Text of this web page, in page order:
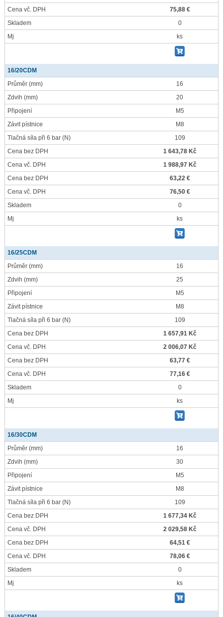
Cena vč. DPH
75,88 €
Skladem
0
Mj
ks
16/20CDM
Průměr (mm)
16
Zdvih (mm)
20
Připojení
M5
Závit pístnice
M8
Tlačná síla při 6 bar (N)
109
Cena bez DPH
1 643,78 Kč
Cena vč. DPH
1 988,97 Kč
Cena bez DPH
63,22 €
Cena vč. DPH
76,50 €
Skladem
0
Mj
ks
16/25CDM
Průměr (mm)
16
Zdvih (mm)
25
Připojení
M5
Závit pístnice
M8
Tlačná síla při 6 bar (N)
109
Cena bez DPH
1 657,91 Kč
Cena vč. DPH
2 006,07 Kč
Cena bez DPH
63,77 €
Cena vč. DPH
77,16 €
Skladem
0
Mj
ks
16/30CDM
Průměr (mm)
16
Zdvih (mm)
30
Připojení
M5
Závit pístnice
M8
Tlačná síla při 6 bar (N)
109
Cena bez DPH
1 677,34 Kč
Cena vč. DPH
2 029,58 Kč
Cena bez DPH
64,51 €
Cena vč. DPH
78,06 €
Skladem
0
Mj
ks